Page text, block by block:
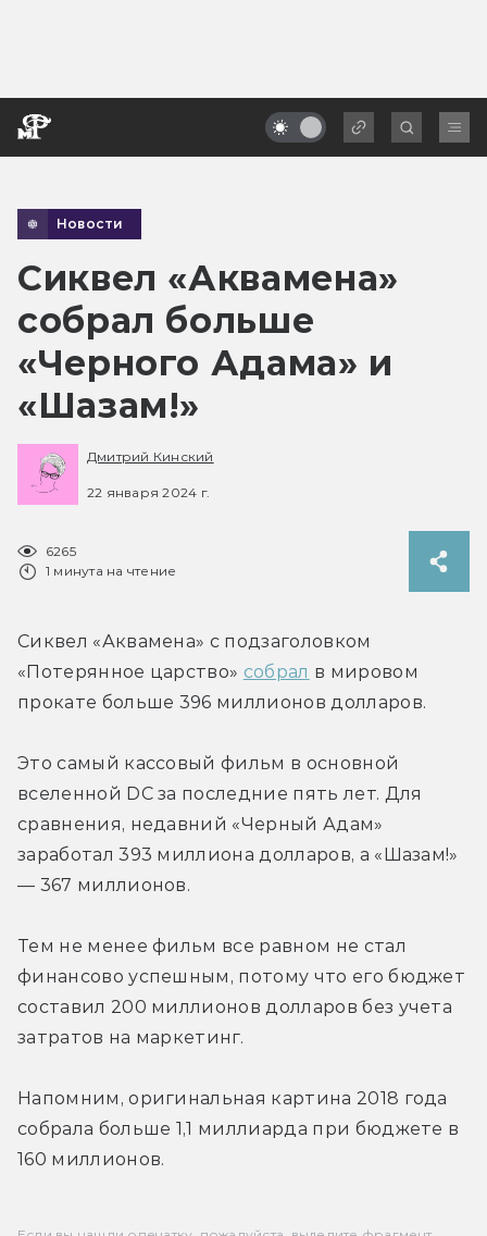
Новости
Сиквел «Аквамена»
собрал больше
«Черного Адама» и
«Шазам!»
Дмитрий Кинский
22 января 2024 г.
6265
1 минута на чтение
Сиквел «Аквамена» с подзаголовком
«Потерянное царство» собрал в мировом
прокате больше 396 миллионов долларов.
Это самый кассовый фильм в основной
вселенной DC за последние пять лет. Для
сравнения, недавний «Черный Адам»
заработал 393 миллиона долларов, а «Шазам!»
— 367 миллионов.
Тем не менее фильм все равном не стал
финансово успешным, потому что его бюджет
составил 200 миллионов долларов без учета
затратов на маркетинг.
Напомним, оригинальная картина 2018 года
собрала больше 1,1 миллиарда при бюджете в
160 миллионов.